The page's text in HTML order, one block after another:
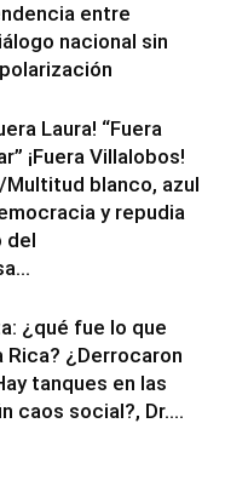
entre
nacional sin
Laura! “Fuera
¡Fuera Villalobos!
Multitud blanco, azul
y repudia
del
¿qué fue lo que
¿Derrocaron
tanques en las
caos social?, Dr....